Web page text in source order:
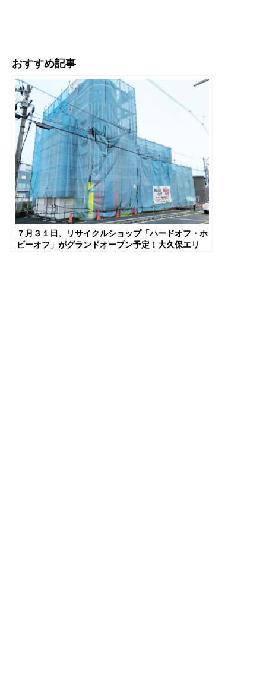
おすすめ記事
７月３１日、リサイクルショップ「ハードオフ・ホ
ビーオフ」がグランドオープン予定！大久保エリ